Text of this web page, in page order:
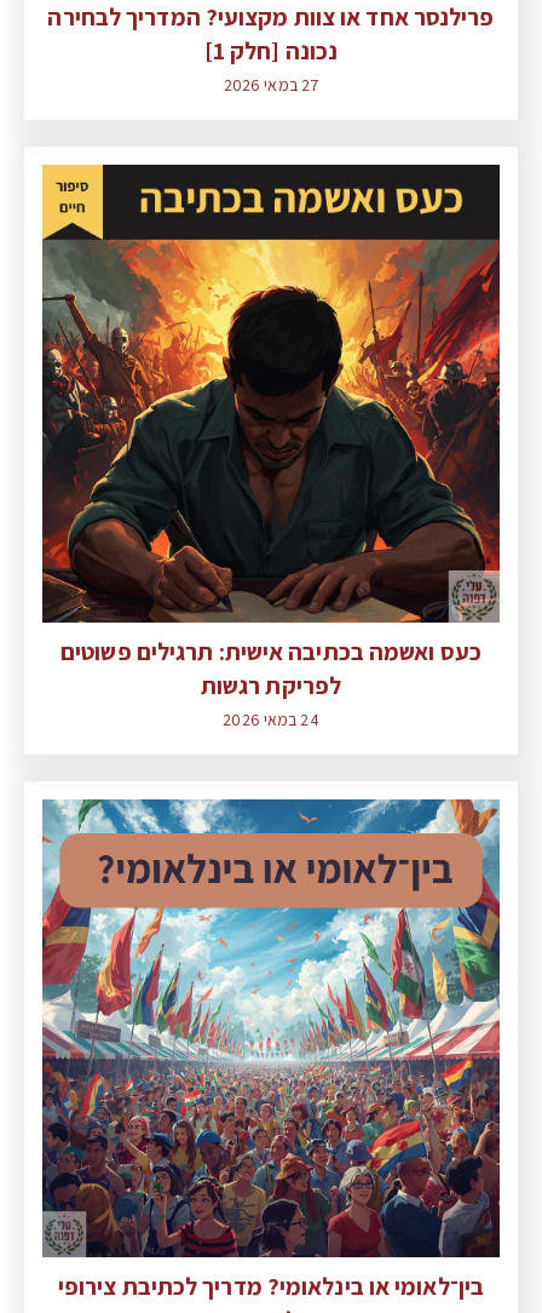
פרילנסר אחד או צוות מקצועי? המדריך לבחירה
נכונה [חלק 1]
27 במאי 2026
כעס ואשמה בכתיבה אישית: תרגילים פשוטים
לפריקת רגשות
24 במאי 2026
בין־לאומי או בינלאומי? מדריך לכתיבת צירופי